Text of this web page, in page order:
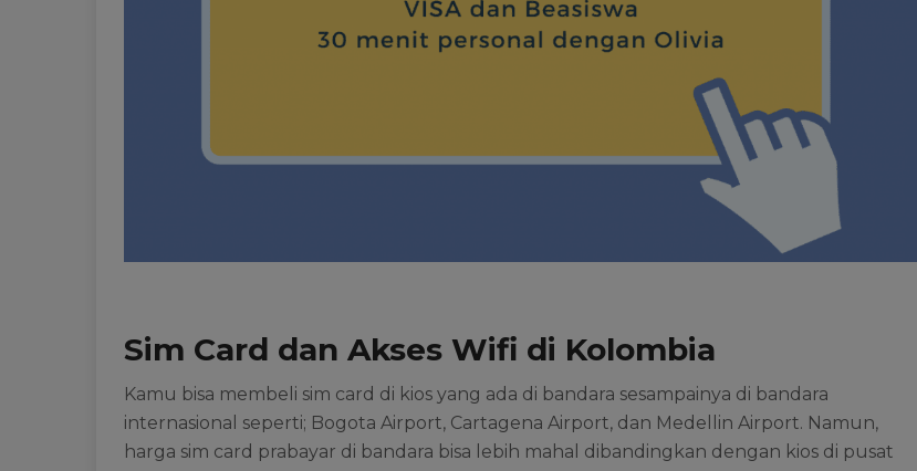
Sim Card dan Akses Wifi di Kolombia
Kamu bisa membeli sim card di kios yang ada di bandara sesampainya di bandara
internasional seperti; Bogota Airport, Cartagena Airport, dan Medellin Airport. Namun,
harga sim card prabayar di bandara bisa lebih mahal dibandingkan dengan kios di pusat